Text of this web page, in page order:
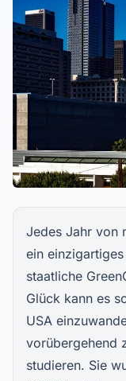
Jedes Jahr von
ein
staatliche
Glück kann es
USA
vorübergehend
studieren. Sie